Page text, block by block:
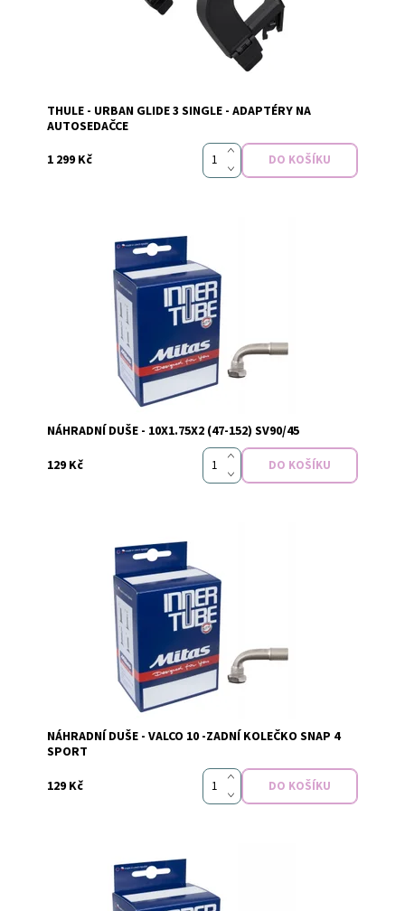
Značka: Thule
THULE - URBAN GLIDE 3 SINGLE - ADAPTÉRY NA
AUTOSEDAČCE
1 299 Kč
Vyprodáno
NÁHRADNÍ DUŠE - 10X1.75X2 (47-152) SV90/45
129 Kč
Vyprodáno
NÁHRADNÍ DUŠE - VALCO 10 -ZADNÍ KOLEČKO SNAP 4
SPORT
129 Kč